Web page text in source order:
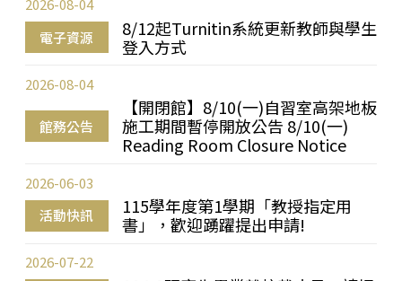
電子資源
8/12起Turnitin系統更新教師與學生
登入方式
2026-08-04
館務公告
【開閉館】8/10(一)自習室高架地板
施工期間暫停開放公告 8/10(一)
Reading Room Closure Notice
2026-08-04
活動快訊
115學年度第1學期「教授指定用
書」，歡迎踴躍提出申請!
2026-06-03
2026-07-22